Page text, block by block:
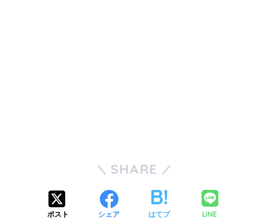
SHARE
ポスト シェア はてブ LINE